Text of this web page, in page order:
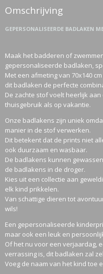
Omschrijving
GEPERSONALISEERDE BADLAKEN
Maak het badderen of
gepersonaliseerde badlaken,
Met een afmeting van 70x140
dit badlaken de perfecte
De zachte stof voelt heerlijk
thuisgebruik als op vakantie.
Onze badlakens zijn uniek
manier in de stof verwerken.
Dit betekent dat de prints niet
ook duurzaam en wasbaar.
De badlakens kunnen
de badlakens in de droger.
Kies uit een collectie aan
elk kind prikkelen.
Van schattige dieren tot
wils!
Een gepersonaliseerde
maar ook een leuk en
Of het nu voor een verjaardag,
verrassing is, dit badlaken zal
Voeg de naam van het kind toe